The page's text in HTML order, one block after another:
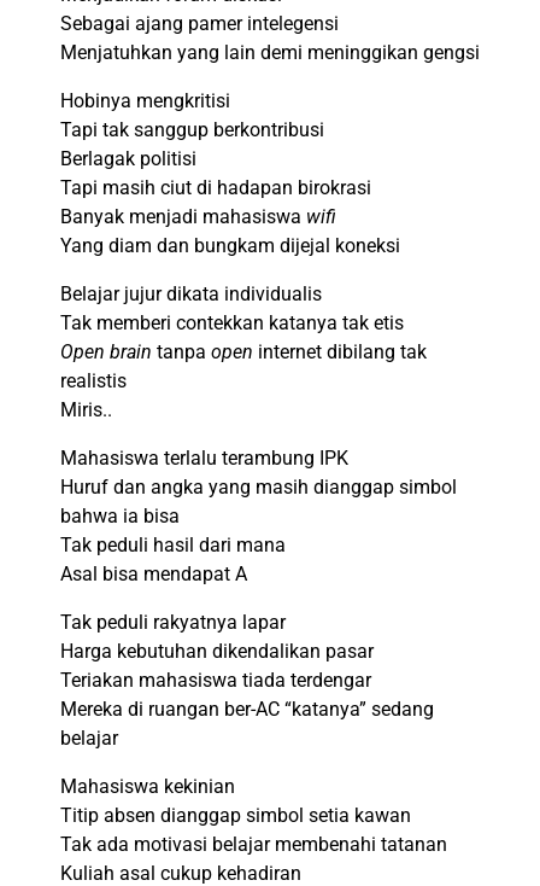
Sebagai ajang pamer intelegensi
Menjatuhkan yang lain demi meninggikan gengsi
Hobinya mengkritisi
Tapi tak sanggup berkontribusi
Berlagak politisi
Tapi masih ciut di hadapan birokrasi
Banyak menjadi mahasiswa wifi
Yang diam dan bungkam dijejal koneksi
Belajar jujur dikata individualis
Tak memberi contekkan katanya tak etis
Open brain tanpa open internet dibilang tak
realistis
Miris..
Mahasiswa terlalu terambung IPK
Huruf dan angka yang masih dianggap simbol
bahwa ia bisa
Tak peduli hasil dari mana
Asal bisa mendapat A
Tak peduli rakyatnya lapar
Harga kebutuhan dikendalikan pasar
Teriakan mahasiswa tiada terdengar
Mereka di ruangan ber-AC “katanya” sedang
belajar
Mahasiswa kekinian
Titip absen dianggap simbol setia kawan
Tak ada motivasi belajar membenahi tatanan
Kuliah asal cukup kehadiran